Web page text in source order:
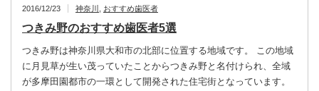
2016/12/23 神奈川 おすすめ歯医者
つきみ野のおすすめ歯医者5選
つきみ野は神奈川県大和市の北部に位置する地域です。 この地域
に月見草が生い茂っていたことからつきみ野と名付けられ、全域
が多摩田園都市の一環として開発された住宅街となっています。